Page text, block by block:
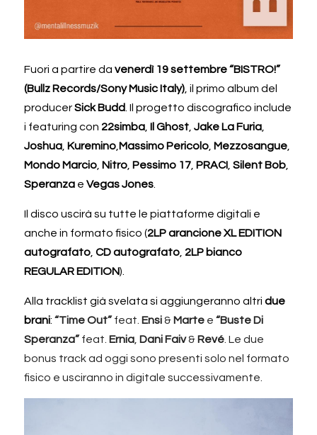
Fuori a partire da venerdì 19 settembre “BISTRO!”
(Bullz Records/Sony Music Italy) , il primo album del
producer Sick Budd . Il progetto discografico include
i featuring con 22simba Il Ghost Jake La Furia
Joshua Kuremino Massimo Pericolo Mezzosangue
Mondo Marcio Nitro Pessimo 17 PRACI Silent Bob
Speranza e Vegas Jones
Il disco uscirà su tutte le piattaforme digitali e
anche in formato fisico (2LP arancione XL EDITION
autografato CD autografato 2LP bianco
REGULAR EDITION).
Alla tracklist già svelata si aggiungeranno altri due
brani: “Time Out” feat. Ensi & Marte e “Buste Di
Speranza” feat. Ernia Dani Faiv & Revé . Le due
bonus track ad oggi sono presenti solo nel formato
fisico e usciranno in digitale successivamente.